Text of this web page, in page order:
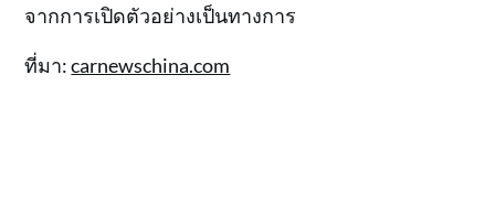
จากการเปิดตัวอย่างเป็นทางการ
ที่มา:carnewschina.com